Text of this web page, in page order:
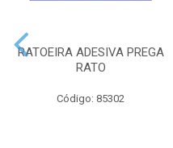
RATOEIRA ADESIVA PREGA
RATO
Código: 85302